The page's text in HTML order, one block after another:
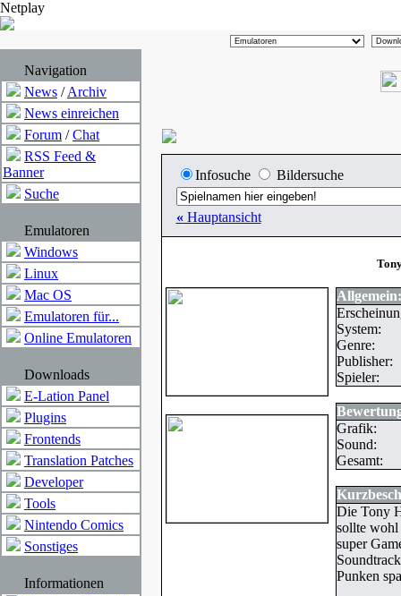
Netplay
Navigation
News /Archiv
News einreichen
Forum /Chat
RSS Feed &
Banner
Suche
Emulatoren
Windows
Linux
Mac OS
Emulatoren für...
Online Emulatoren
Downloads
E-Lation Panel
Plugins
Frontends
Translation Patches
Developer
Tools
Nintendo Comics
Sonstiges
Informationen
Infosuche Bildersuche
«Hauptansicht
Allgemein:
System:
Genre:
Publisher:
Spieler:
Grafik:
Sound:
Gesamt:
Die Tony
sollte wohl
super
Punken